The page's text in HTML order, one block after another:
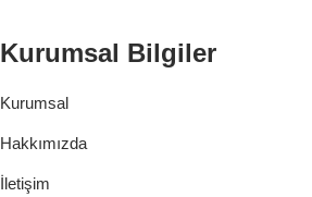
Kurumsal Bilgiler
Kurumsal
Hakkımızda
İletişim